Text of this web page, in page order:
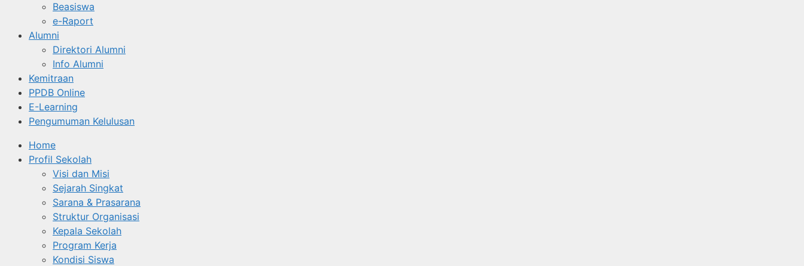
Beasiswa
e-Raport
Alumni
Direktori Alumni
Info Alumni
Kemitraan
PPDB Online
E-Learning
Pengumuman Kelulusan
Home
Profil Sekolah
Visi dan Misi
Sejarah Singkat
Sarana & Prasarana
Struktur Organisasi
Kepala Sekolah
Program Kerja
Kondisi Siswa